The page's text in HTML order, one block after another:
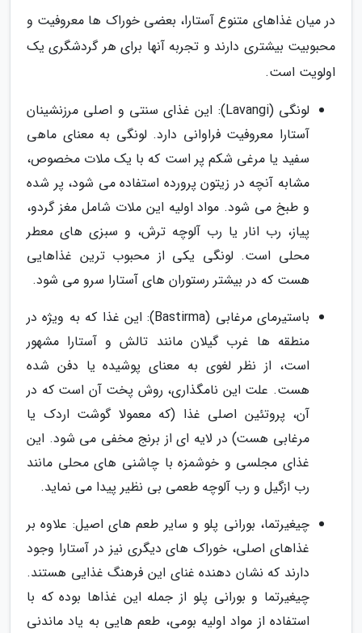
در میان غذاهای متنوع آستارا، بعضی خوراک ها معروفیت و
محبوبیت بیشتری دارند و تجربه آنها برای هر گردشگری یک
اولویت است.
لونگی (Lavangi): این غذای سنتی و اصلی مرزنشینان
آستارا معروفیت فراوانی دارد. لونگی به معنای ماهی
سفید یا مرغی شکم پر است که با یک ملات مخصوص،
مشابه آنچه در زیتون پرورده استفاده می شود، پر شده
و طبخ می شود. مواد اولیه این ملات شامل مغز گردو،
پیاز، رب انار یا رب آلوچه ترش، و سبزی های معطر
محلی است. لونگی یکی از محبوب ترین غذاهایی
هست که در بیشتر رستوران های آستارا سرو می شود.
باستیرمای مرغابی (Bastirma): این غذا که به ویژه در
منطقه ها غرب گیلان مانند تالش و آستارا مشهور
است، از نظر لغوی به معنای پوشیده یا دفن شده
هست. علت این نامگذاری، روش پخت آن است که در
آن، پروتئین اصلی غذا (که معمولا گوشت اردک یا
مرغابی هست) در لایه ای از برنج مخفی می شود. این
غذای مجلسی و خوشمزه با چاشنی های محلی مانند
رب ازگیل و رب آلوچه طعمی بی نظیر پیدا می نماید.
چیغیرتما، بورانی پلو و سایر طعم های اصیل: علاوه بر
غذاهای اصلی، خوراک های دیگری نیز در آستارا وجود
دارند که نشان دهنده غنای این فرهنگ غذایی هستند.
چیغیرتما و بورانی پلو از جمله این غذاها بوده که با
استفاده از مواد اولیه بومی، طعم هایی به یاد ماندنی